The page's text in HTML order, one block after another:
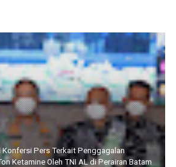
Pers Terkait Penggagalan
Ketamine Oleh TNI AL di Perairan Batam